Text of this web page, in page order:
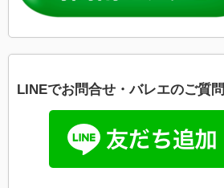
LINEでお問合せ・バレエのご質問